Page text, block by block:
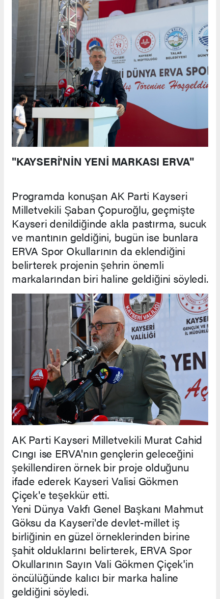
"KAYSERİ'NİN YENİ MARKASI ERVA"
Programda konuşan AK Parti Kayseri
Milletvekili Şaban Çopuroğlu, geçmişte
Kayseri denildiğinde akla pastırma, sucuk
ve mantının geldiğini, bugün ise bunlara
ERVA Spor Okullarının da eklendiğini
belirterek projenin şehrin önemli
markalarından biri haline geldiğini söyledi.
AK Parti Kayseri Milletvekili Murat Cahid
Cıngı ise ERVA'nın gençlerin geleceğini
şekillendiren örnek bir proje olduğunu
ifade ederek Kayseri Valisi Gökmen
Çiçek'e teşekkür etti.
Yeni Dünya Vakfı Genel Başkanı Mahmut
Göksu da Kayseri'de devlet-millet iş
birliğinin en güzel örneklerinden birine
şahit olduklarını belirterek, ERVA Spor
Okullarının Sayın Vali Gökmen Çiçek'in
öncülüğünde kalıcı bir marka haline
geldiğini söyledi.